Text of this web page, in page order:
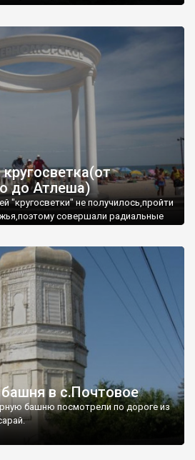
до Атлеша)
"кругосветки" не получилось,пройти
совершали радиальные
в с.Почтовое
башню посмотрели по дороге из